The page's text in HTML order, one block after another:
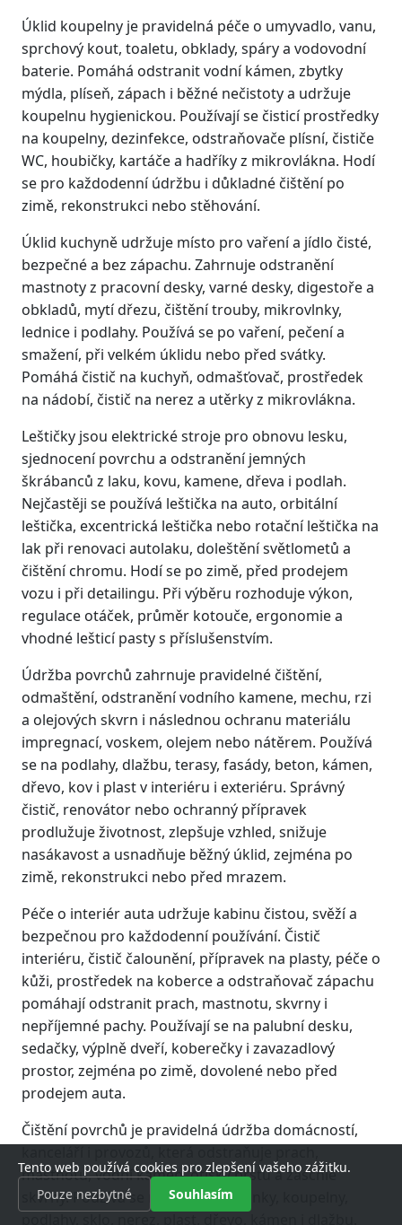
Úklid koupelny je pravidelná péče o umyvadlo, vanu,
sprchový kout, toaletu, obklady, spáry a vodovodní
baterie. Pomáhá odstranit vodní kámen, zbytky
mýdla, plíseň, zápach i běžné nečistoty a udržuje
koupelnu hygienickou. Používají se čisticí prostředky
na koupelny, dezinfekce, odstraňovače plísní, čističe
WC, houbičky, kartáče a hadříky z mikrovlákna. Hodí
se pro každodenní údržbu i důkladné čištění po
zimě, rekonstrukci nebo stěhování.
Úklid kuchyně udržuje místo pro vaření a jídlo čisté,
bezpečné a bez zápachu. Zahrnuje odstranění
mastnoty z pracovní desky, varné desky, digestoře a
obkladů, mytí dřezu, čištění trouby, mikrovlnky,
lednice i podlahy. Používá se po vaření, pečení a
smažení, při velkém úklidu nebo před svátky.
Pomáhá čistič na kuchyň, odmašťovač, prostředek
na nádobí, čistič na nerez a utěrky z mikrovlákna.
Leštičky jsou elektrické stroje pro obnovu lesku,
sjednocení povrchu a odstranění jemných
škrábanců z laku, kovu, kamene, dřeva i podlah.
Nejčastěji se používá leštička na auto, orbitální
leštička, excentrická leštička nebo rotační leštička na
lak při renovaci autolaku, doleštění světlometů a
čištění chromu. Hodí se po zimě, před prodejem
vozu i při detailingu. Při výběru rozhoduje výkon,
regulace otáček, průměr kotouče, ergonomie a
vhodné lešticí pasty s příslušenstvím.
Údržba povrchů zahrnuje pravidelné čištění,
odmaštění, odstranění vodního kamene, mechu, rzi
a olejových skvrn i následnou ochranu materiálu
impregnací, voskem, olejem nebo nátěrem. Používá
se na podlahy, dlažbu, terasy, fasády, beton, kámen,
dřevo, kov i plast v interiéru i exteriéru. Správný
čistič, renovátor nebo ochranný přípravek
prodlužuje životnost, zlepšuje vzhled, snižuje
nasákavost a usnadňuje běžný úklid, zejména po
zimě, rekonstrukci nebo před mrazem.
Péče o interiér auta udržuje kabinu čistou, svěží a
bezpečnou pro každodenní používání. Čistič
interiéru, čistič čalounění, přípravek na plasty, péče o
kůži, prostředek na koberce a odstraňovač zápachu
pomáhají odstranit prach, mastnotu, skvrny i
nepříjemné pachy. Používají se na palubní desku,
sedačky, výplně dveří, koberečky i zavazadlový
prostor, zejména po zimě, dovolené nebo před
prodejem auta.
Čištění povrchů je pravidelná údržba domácností,
mastnotu, vodní kámen, otisky prstů a zaschlé
skvrny. Používá se na kuchyňské linky, koupelny,
Tento web používá cookies pro zlepšení vašeho zážitku.
Pouze nezbytné
Souhlasím